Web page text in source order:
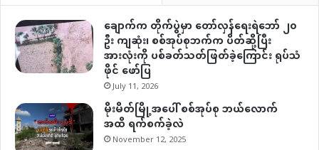
ချောက်က တိုက်ပွဲမှာ တော်လှန်ရေးရဲဘော် ၂၀
ဦး ကျဆုံး၊ စစ်အုပ်စုဘက်က ပိတ်ဆို့ပြီး
အားလုံးကို ပစ်ခတ်သတ်ဖြတ်ခဲ့ကြောင်း ရုပ်သံ
ဖိုင် ဖော်ပြ
July 11, 2026
မိုးမိတ်မြို့အပေါ် စစ်အုပ်စု ဘယ်လောက်
အထိ ရက်စက်ခဲ့လဲ
November 12, 2025